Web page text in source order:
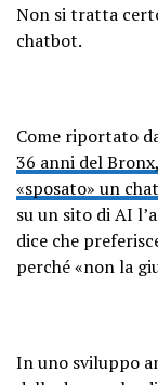
Non si tratta
chatbot.
Come riportato
36 anni del
«sposato» un
su un sito di AI
dice che
perché «non la
In uno sviluppo